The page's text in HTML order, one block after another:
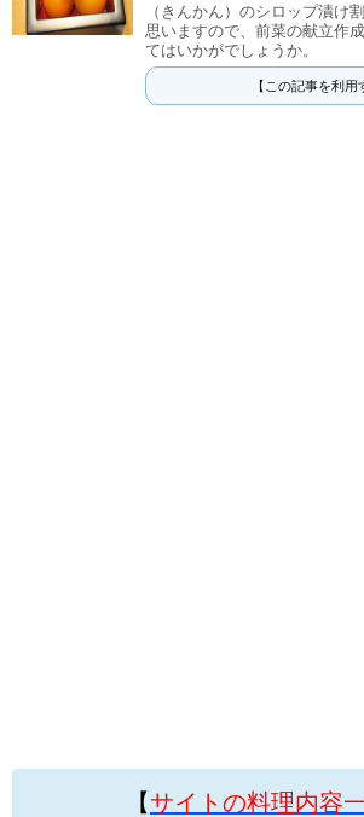
（きんかん）のシロップ漬け
思いますので、前菜の献立作
てはいかがでしょうか。
【この記事を利用
【サイトの料理内容